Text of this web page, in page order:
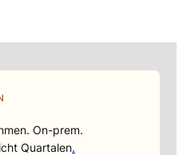
On-prem.
Quartalen.